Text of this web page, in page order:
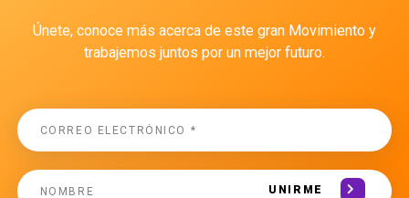
Únete, conoce más acerca de este gran Movimiento y
trabajemos juntos por un mejor futuro.
UNIRME